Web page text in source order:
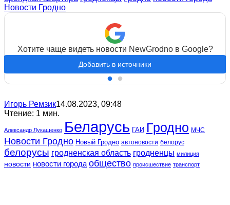
Новости Гродно
Хотите чаще видеть новости NewGrodno в Google?
Добавить в источники
Игорь Ремзик14.08.2023, 09:48
Чтение: 1 мин.
Александр Лукашенко Беларусь ГАИ Гродно МЧС
Новости Гродно Новый Гродно автоновости белорус
белорусы гродненская область гродненцы милиция
новости новости города общество происшествие транспорт